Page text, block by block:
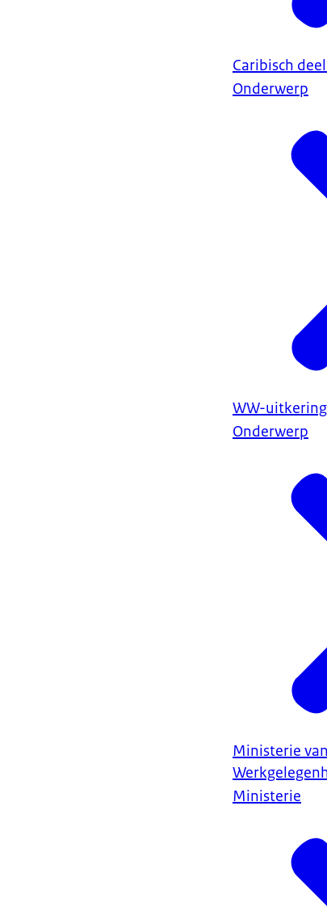
Caribisch
Onderwerp
WW-uitkering
Onderwerp
Ministerie
Ministerie